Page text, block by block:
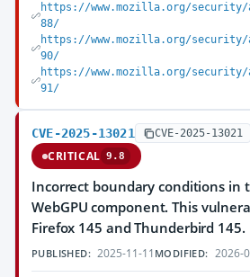
https://www.mozilla.org/security/
88/
https://www.mozilla.org/security/
90/
https://www.mozilla.org/security/
91/
CVE-2025-13021 CVE-2025-13021
CRITICAL 9.8
Incorrect boundary conditions in
WebGPU component. This
Firefox 145 and Thunderbird 145.
PUBLISHED: 2025-11-11 MODIFIED: 2026-